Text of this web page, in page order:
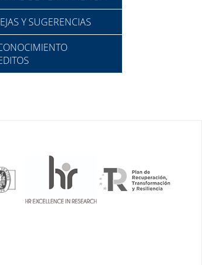
Y SUGERENCIAS